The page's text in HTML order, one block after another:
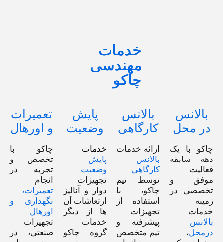
خدمات
مهندسی
چاکو
بالانس
در محل
چاکو با یک
دهه سابقه‌
فعالیت
موفق و
تخصصی در
زمینه
خدمات
بالانس
درمحل،
بالانس
کارگاهی
ارائه خدمات
بالانس
کارگاهی
توسط تیم
چاکو، با
استفاده از
تجهیزات
پیشرفته و
تیم متخصص
پایش
وضعیت
خدمات
پایش
وضعیت
تجهیزات
دوار و آنالیز
ارتعاشات آن
ها از دیگر
خدمات
گروه چاکو
تعمیرات
و اورهال
چاکو با
تخصص و
تجربه در
انجام
تعمیرات،
نگهداری و
اورهال
تجهیزات
صنعتی، در